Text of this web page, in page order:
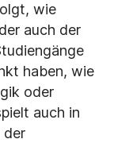
wie
auch der
haben, wie
oder
auch in
der